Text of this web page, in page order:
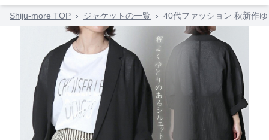
Shiju-more TOP › ジャケットの一覧 › 40代ファッション 秋新作